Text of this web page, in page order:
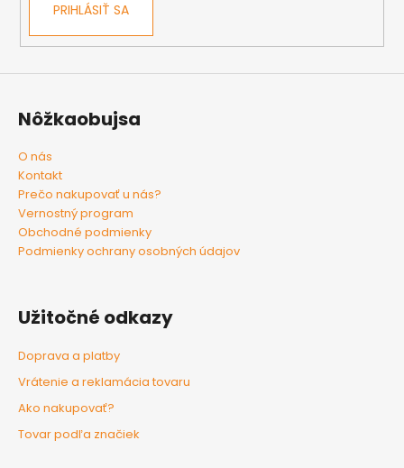
PRIHLÁSIŤ SA
Nôžkaobujsa
O nás
Kontakt
Prečo nakupovať u nás?
Vernostný program
Obchodné podmienky
Podmienky ochrany osobných údajov
Užitočné odkazy
Doprava a platby
Vrátenie a reklamácia tovaru
Ako nakupovať?
Tovar podľa značiek